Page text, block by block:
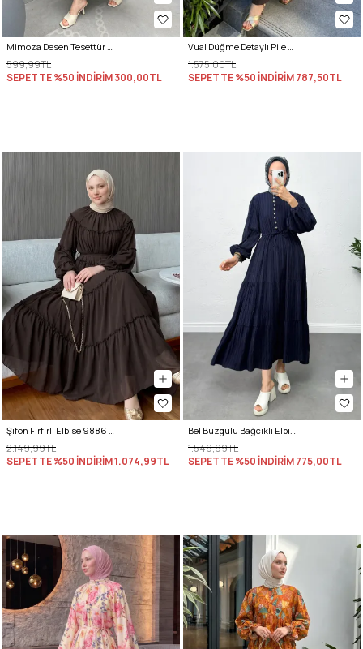
Mimoza Desen Tesettür Elbise 2328 - LACİVERT
599,99TL
SEPETTE %50 İNDİRİM300,00TL
Vual Düğme Detaylı Pile Elbise 5007 - ACI KAHVE
1.575,00TL
SEPETTE %50 İNDİRİM787,50TL
Şifon Fırfırlı Elbise 9886 - A. KAHVE
2.149,99TL
SEPETTE %50 İNDİRİM1.074,99TL
Bel Büzgülü Bağcıklı Elbise 0081 - LACİVERT
1.549,99TL
SEPETTE %50 İNDİRİM775,00TL